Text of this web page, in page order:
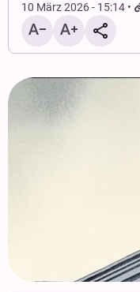
10 März 2026 - 15:14